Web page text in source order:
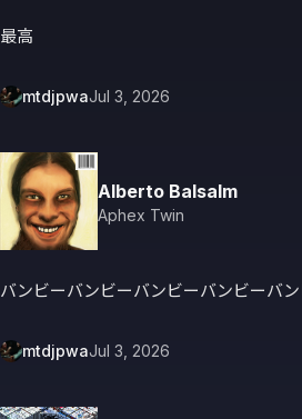
最高
mtdjpwaJul 3, 2026
Alberto Balsalm
Aphex Twin
バンビーバンビーバンビーバンビーバン
mtdjpwaJul 3, 2026